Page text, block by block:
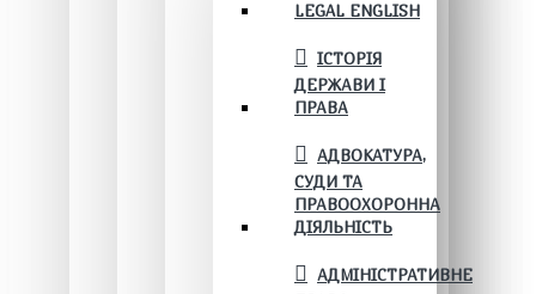
LEGAL ENGLISH
ІСТОРІЯ
ДЕРЖАВИ І
ПРАВА
АДВОКАТУРА,
СУДИ ТА
ПРАВООХОРОННА
ДІЯЛЬНІСТЬ
АДМІНІСТРАТИВНЕ